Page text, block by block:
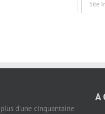
d’une cinquantaine
A